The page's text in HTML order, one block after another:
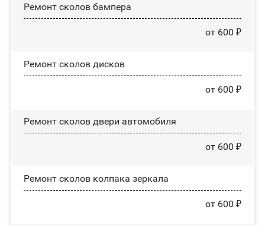
Ремонт сколов бампера
от 600 ₽
Ремонт сколов дисков
от 600 ₽
Ремонт сколов двери автомобиля
от 600 ₽
Ремонт сколов колпака зеркала
от 600 ₽